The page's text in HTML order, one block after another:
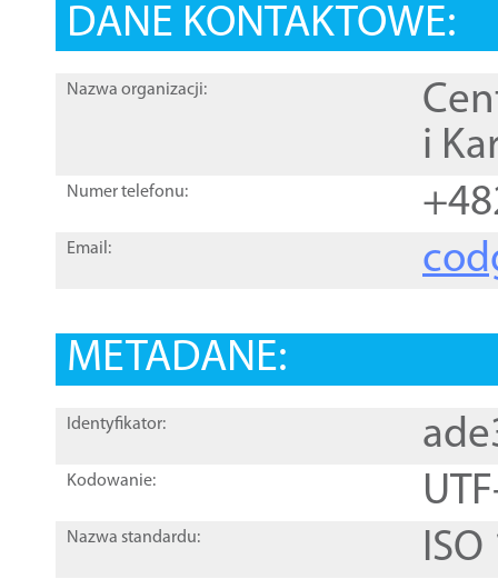
DANE KONTAKTOWE:
Nazwa organizacji:
i
Numer telefonu:
Email:
METADANE:
Identyfikator:
Kodowanie:
Nazwa standardu: